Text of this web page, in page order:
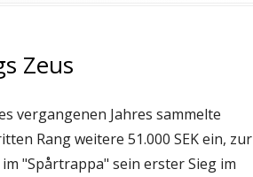
Zeus
vergangenen Jahres sammelte
Rang weitere 51.000 SEK ein, zur
"Spårtrappa" sein erster Sieg im